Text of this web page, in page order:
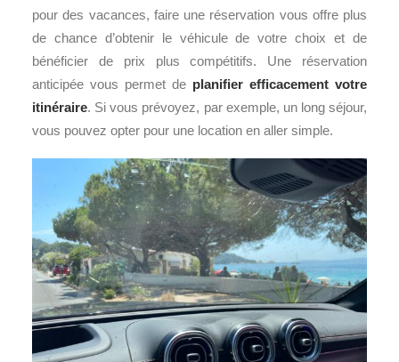
pour des vacances, faire une réservation vous offre plus
de chance d’obtenir le véhicule de votre choix et de
bénéficier de prix plus compétitifs. Une réservation
anticipée vous permet de planifier efficacement votre
itinéraire. Si vous prévoyez, par exemple, un long séjour,
vous pouvez opter pour une location en aller simple.